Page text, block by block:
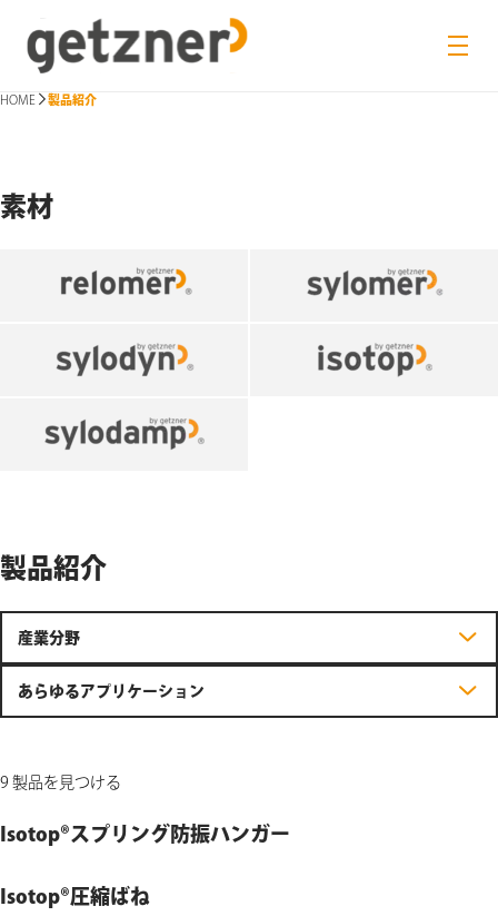
HOME 製品紹介
素材
製品紹介
産業分野
あらゆるアプリケーション
9 製品を見つける
Isotop®スプリング防振ハンガー
Isotop®圧縮ばね